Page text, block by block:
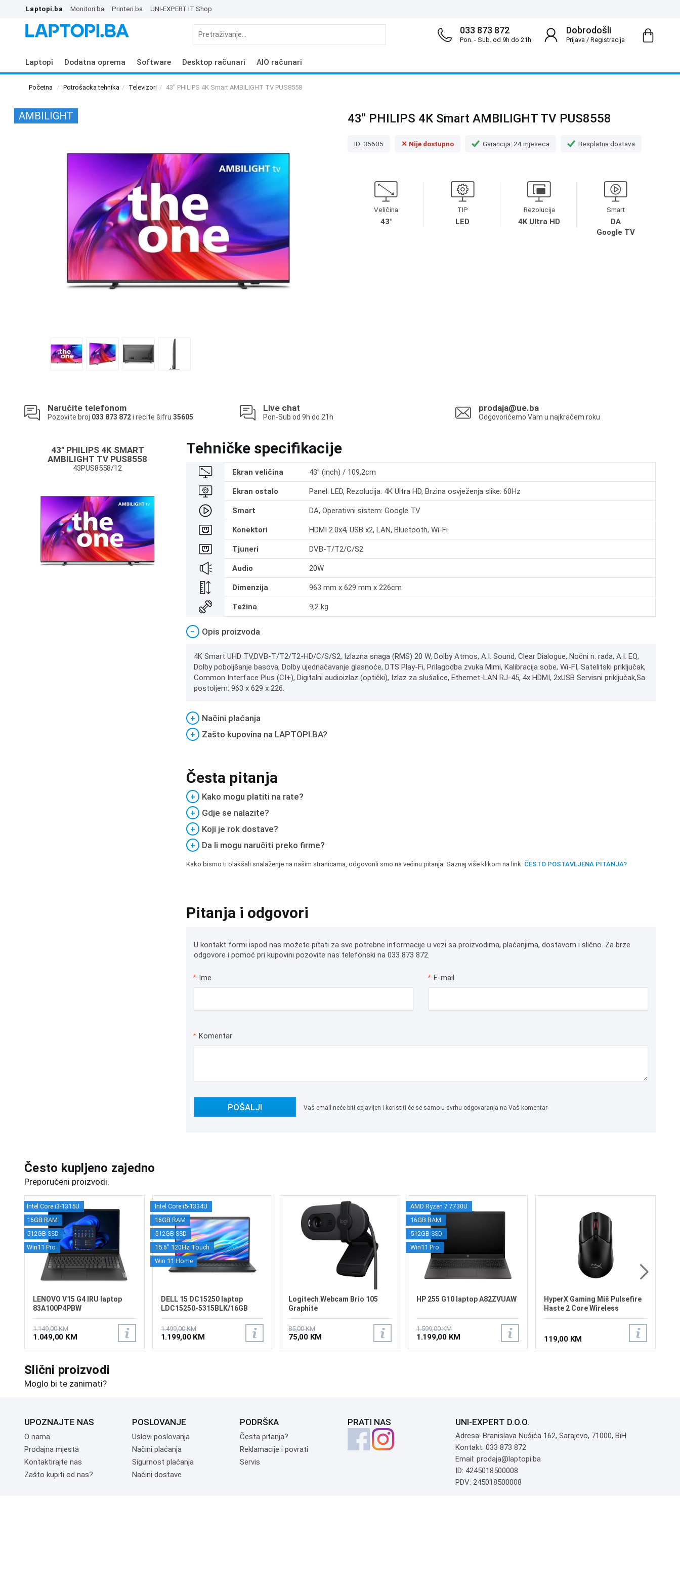
Laptopi.ba Monitori.ba Printeri.ba UNI-EXPERT IT Shop
Dobrodošli
Prijava/ Registracija
033 873 872
Pon. - Sub. od 9h do 21h
Laptopi Dodatna oprema Software Desktop računari AIO računari
Početna Potrošacka tehnika Televizori 43" PHILIPS 4K Smart AMBILIGHT TV PUS8558
AMBILIGHT 43" PHILIPS 4K Smart AMBILIGHT TV PUS8558
ID: 35605 ✕ Nije dostupno Garancija: 24 mjeseca Besplatna dostava
Veličina
43"
TIP
LED
Rezolucija
4K Ultra HD
Smart
DA
Google TV
Naručite telefonom
Pozovite broj 033 873 872i recite šifru 35605
Live chat
Pon-Sub od 9h do 21h
prodaja@ue.ba
Odgovorićemo Vam u najkraćem roku
43" PHILIPS 4K SMART
AMBILIGHT TV PUS8558
43PUS8558/12
Tehničke specifikacije
Ekran veličina 43" (inch) / 109,2cm
Ekran ostalo Panel: LED, Rezolucija: 4K Ultra HD, Brzina osvježenja slike: 60Hz
Smart DA, Operativni sistem: Google TV
Konektori HDMI 2.0x4, USB x2, LAN, Bluetooth, Wi-Fi
Tjuneri DVB-T/T2/C/S2
Audio 20W
Dimenzija 963 mm x 629 mm x 226cm
Težina 9,2 kg
− Opis proizvoda
4K Smart UHD TV,DVB-T/T2/T2-HD/C/S/S2, Izlazna snaga (RMS) 20 W, Dolby Atmos, A.I. Sound, Clear Dialogue, Noćni n. rada, A.I. EQ,
Dolby poboljšanje basova, Dolby ujednačavanje glasnoće, DTS Play-Fi, Prilagodba zvuka Mimi, Kalibracija sobe, Wi-FI, Satelitski priključak,
Common Interface Plus (CI+), Digitalni audioizlaz (optički), Izlaz za slušalice, Ethernet-LAN RJ-45, 4x HDMI, 2xUSB Servisni priključak,Sa
postoljem: 963 x 629 x 226.
+
Načini plaćanja
+
Zašto kupovina na LAPTOPI.BA?
Česta pitanja
+
Kako mogu platiti na rate?
+
Gdje se nalazite?
+
Koji je rok dostave?
+
Da li mogu naručiti preko firme?
Kako bismo ti olakšali snalaženje na našim stranicama, odgovorili smo na većinu pitanja. Saznaj više klikom na link: ČESTO POSTAVLJENA PITANJA?
Pitanja i odgovori
U kontakt formi ispod nas možete pitati za sve potrebne informacije u vezi sa proizvodima, plaćanjima, dostavom i slično. Za brze
odgovore i pomoć pri kupovini pozovite nas telefonski na 033 873 872.
* Ime * E-mail
* Komentar
POŠALJI Vaš email neće biti objavljen i koristiti će se samo u svrhu odgovaranja na Vaš komentar
Često kupljeno zajedno
Preporučeni proizvodi.
Intel Core i3-1315U
16GB RAM
512GB SSD
Win11 Pro
LENOVO V15 G4 IRU laptop
83A100P4PBW
1.149,00 KM
1.049,00 KM
Intel Core i5-1334U
16GB RAM
512GB SSD
15.6" 120Hz Touch
Win 11 Home
DELL 15 DC15250 laptop
LDC15250-5315BLK/16GB
1.499,00 KM
1.199,00 KM
Logitech Webcam Brio 105
Graphite
85,00 KM
75,00 KM
AMD Ryzen 7 7730U
16GB RAM
512GB SSD
Win11 Pro
HP 255 G10 laptop A82ZVUAW
1.599,00 KM
1.199,00 KM
HyperX Gaming Miš Pulsefire
Haste 2 Core Wireless
8R2E6AA
119,00 KM
Slični proizvodi
Moglo bi te zanimati?
UPOZNAJTE NAS
O nama
Prodajna mjesta
Kontaktirajte nas
Zašto kupiti od nas?
POSLOVANJE
Uslovi poslovanja
Načini plaćanja
Sigurnost plaćanja
Načini dostave
PODRŠKA
Česta pitanja?
Reklamacije i povrati
Servis
PRATI NAS UNI-EXPERT D.O.O.
Adresa: Branislava Nušića 162, Sarajevo, 71000, BiH
Kontakt: 033 873 872
Email: prodaja@laptopi.ba
ID: 4245018500008
PDV: 245018500008